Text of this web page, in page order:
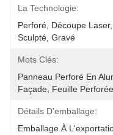
La Technologie:
Perforé, Découpe
Sculpté, Gravé
Mots Clés:
Panneau Perforé En
Façade, Feuille Perforée
Détails D'emballage:
Emballage À